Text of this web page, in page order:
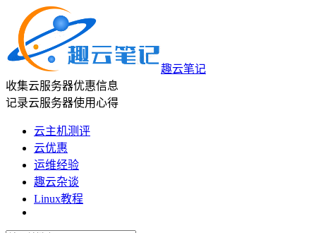
趣云笔记
收集云服务器优惠信息
记录云服务器使用心得
云主机测评
云优惠
运维经验
趣云杂谈
Linux教程